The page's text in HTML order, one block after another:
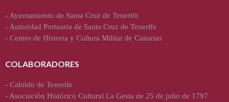
- Ayuntamiento de Santa Cruz de Tenerife
- Autoridad Portuaria de Santa Cruz de Tenerife
- Centro de Historia y Cultura Militar de Canarias
COLABORADORES
- Cabildo de Tenerife
- Asociación Histórico Cultural La Gesta de 25 de julio de 1797